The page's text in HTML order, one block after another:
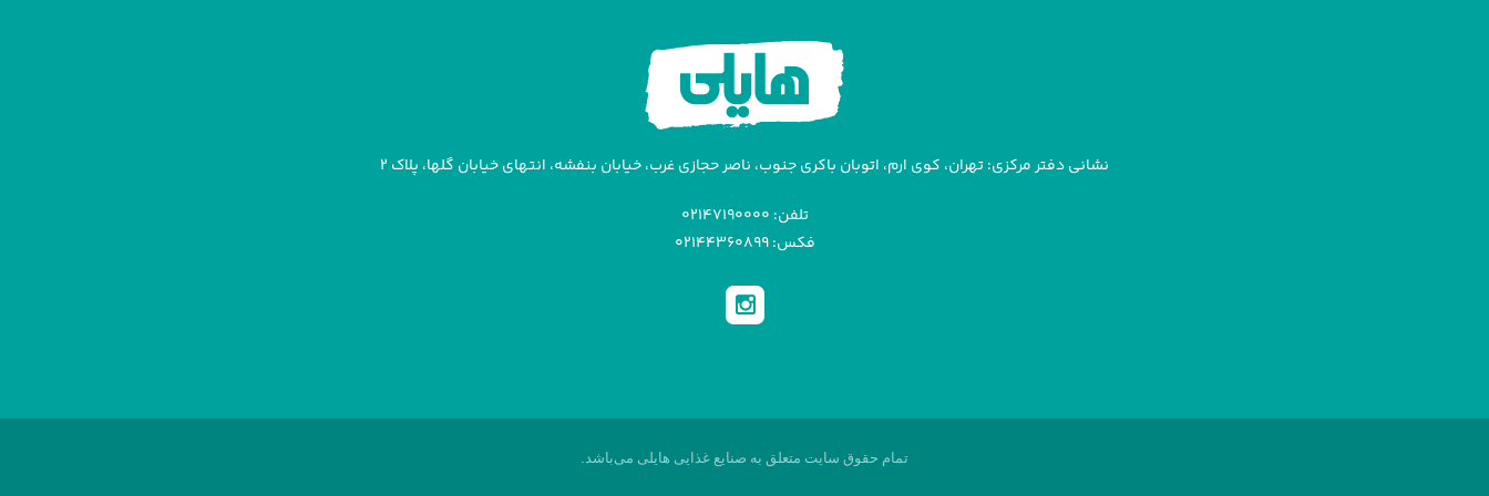
نشانی دفتر مرکزی: تهران، کوی ارم، اتوبان باکری جنوب، ناصر حجازی غرب، خیابان بنفشه، انتهای خیابان گلها، پلاک ۲
تلفن: ۰۲۱۴۷۱۹۰۰۰۰
فکس: ۰۲۱۴۴۳۶۰۸۹۹
تمام حقوق سایت متعلق به صنایع غذایی هایلی می‌باشد.